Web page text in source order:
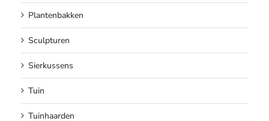
Plantenbakken
Sculpturen
Sierkussens
Tuin
Tuinhaarden